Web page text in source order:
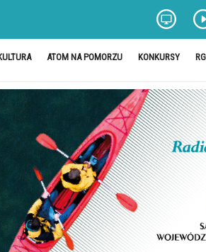
ATOM NA POMORZU KONKURSY